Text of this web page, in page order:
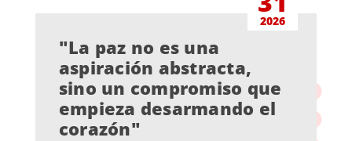
2026
"La paz no es una
aspiración abstracta,
sino un compromiso que
empieza desarmando el
corazón"